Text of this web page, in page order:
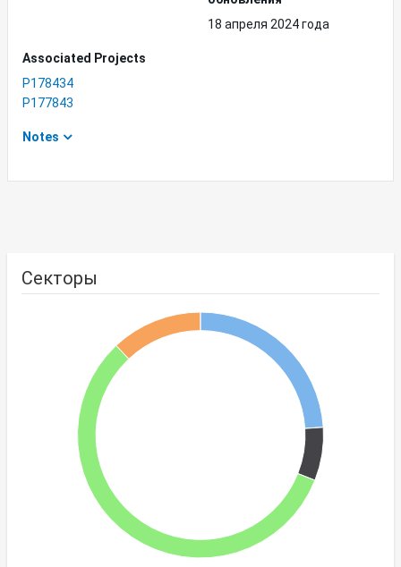
18 апреля 2024 года
Associated Projects
P178434
P177843
Notes
Секторы